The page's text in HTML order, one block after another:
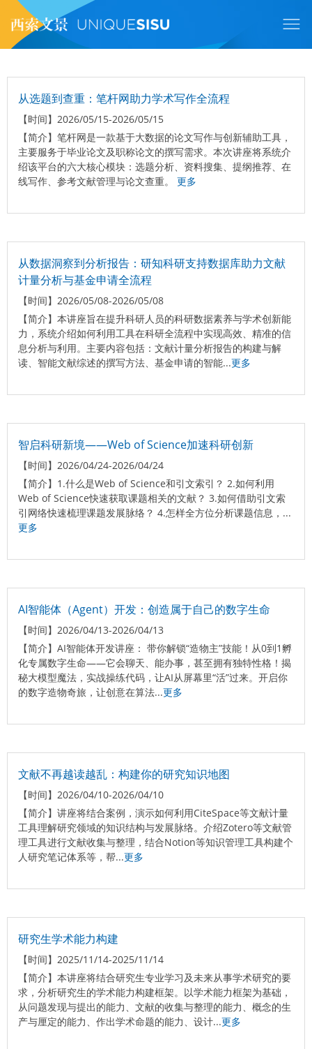
主
内
从选题到查重：笔杆网助力学术写作全流程
【时间】 2026/05/15-2026/05/15
【简介】 笔杆网是一款基于大数据的论文写作与创新辅助工具，
主要服务于毕业论文及职称论文的撰写需求。本次讲座将系统介
绍该平台的六大核心模块：选题分析、资料搜集、提纲推荐、在
线写作、参考文献管理与论文查重。 更多
从数据洞察到分析报告：研知科研支持数据库助力文献
计量分析与基金申请全流程
【时间】 2026/05/08-2026/05/08
【简介】 本讲座旨在提升科研人员的科研数据素养与学术创新能
力，系统介绍如何利用工具在科研全流程中实现高效、精准的信
息分析与利用。主要内容包括：文献计量分析报告的构建与解
读、智能文献综述的撰写方法、基金申请的智能...更多
智启科研新境——Web of Science加速科研创新
【时间】 2026/04/24-2026/04/24
【简介】 1.什么是Web of Science和引文索引？ 2.如何利用
Web of Science快速获取课题相关的文献？ 3.如何借助引文索
引网络快速梳理课题发展脉络？ 4.怎样全方位分析课题信息，...
更多
AI智能体（Agent）开发：创造属于自己的数字生命
【时间】 2026/04/13-2026/04/13
【简介】 AI智能体开发讲座： 带你解锁“造物主”技能！从0到1孵
化专属数字生命——它会聊天、能办事，甚至拥有独特性格！揭
秘大模型魔法，实战操练代码，让AI从屏幕里“活”过来。开启你
的数字造物奇旅，让创意在算法...更多
文献不再越读越乱：构建你的研究知识地图
【时间】 2026/04/10-2026/04/10
【简介】 讲座将结合案例，演示如何利用CiteSpace等文献计量
工具理解研究领域的知识结构与发展脉络。介绍Zotero等文献管
理工具进行文献收集与整理，结合Notion等知识管理工具构建个
人研究笔记体系等，帮...更多
研究生学术能力构建
【时间】 2025/11/14-2025/11/14
【简介】 本讲座将结合研究生专业学习及未来从事学术研究的要
求，分析研究生的学术能力构建框架。以学术能力框架为基础，
从问题发现与提出的能力、文献的收集与整理的能力、概念的生
产与厘定的能力、作出学术命题的能力、设计...更多